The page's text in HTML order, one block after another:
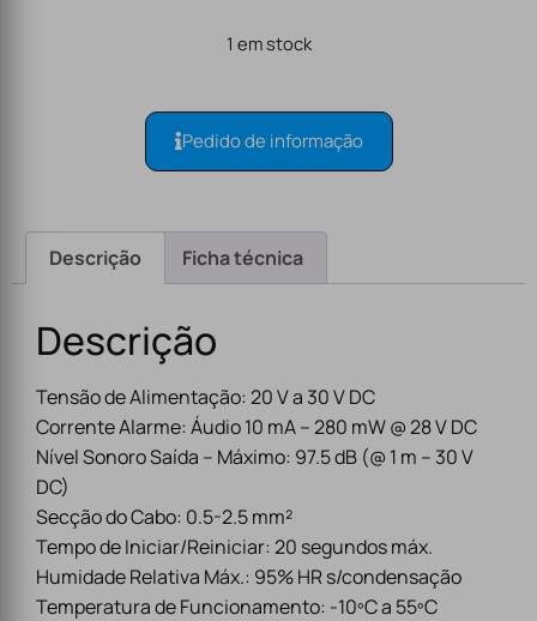
1 em stock
Pedido de informação
Descrição Ficha técnica
Descrição
Tensão de Alimentação: 20 V a 30 V DC
Corrente Alarme: Áudio 10 mA – 280 mW @ 28 V DC
Nível Sonoro Saída – Máximo: 97.5 dB (@ 1 m – 30 V
DC)
Secção do Cabo: 0.5-2.5 mm²
Tempo de Iniciar/Reiniciar: 20 segundos máx.
Humidade Relativa Máx.: 95% HR s/condensação
Temperatura de Funcionamento: -10ºC a 55ºC